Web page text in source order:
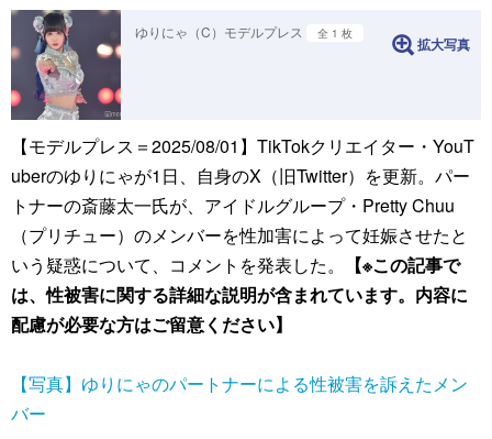
ゆりにゃ（C）モデルプレス 全 1 枚
拡大写真
【モデルプレス＝2025/08/01】TikTokクリエイター・YouT
uberのゆりにゃが1日、自身のX（旧Twitter）を更新。パー
トナーの斎藤太一氏が、アイドルグループ・Pretty Chuu
（プリチュー）のメンバーを性加害によって妊娠させたと
いう疑惑について、コメントを発表した。
【※この記事で
は、性被害に関する詳細な説明が含まれています。内容に
配慮が必要な方はご留意ください】
【写真】ゆりにゃのパートナーによる性被害を訴えたメン
バー